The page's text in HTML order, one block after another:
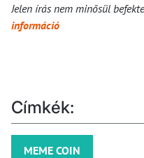
Jelen írás nem minősül
információ
Címkék:
MEME COIN